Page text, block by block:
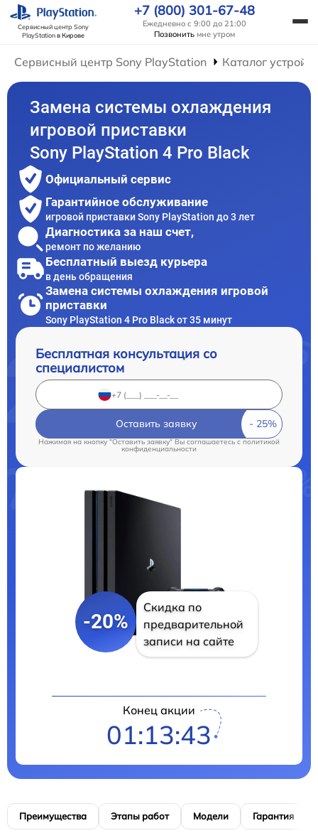
Сервисный центр Sony
PlayStationв Кирове
+7 (800) 301-67-48
Ежедневно с 9:00 до 21:00
Позвонить мне утром
Сервисный центр Sony PlayStation Каталог
Замена системы охлаждения
игровой приставки
Sony PlayStation 4 Pro Black
Официальный сервис
Гарантийное обслуживание
игровой приставки Sony PlayStation до 3 лет
Диагностика за наш счет,
ремонт по желанию
Бесплатный выезд курьера
в день обращения
Замена системы охлаждения игровой
приставки
Sony PlayStation 4 Pro Black от 35 минут
Бесплатная консультация со
специалистом
Оставить заявку
Нажимая на кнопку "Оставить заявку" Вы соглашаетесь cполитикой
конфиденциальности
-20%
Скидка по
предварительной
записи на сайте
Конец акции
01:13:42
Преимущества Этапы работ Модели Гарантия